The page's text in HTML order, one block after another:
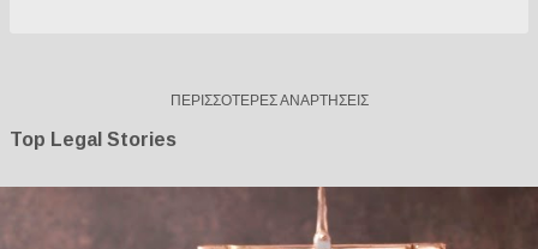
ΠΕΡΙΣΣΌΤΕΡΕΣ ΑΝΑΡΤΉΣΕΙΣ
Top Legal Stories